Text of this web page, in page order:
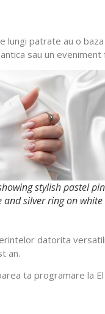
lungi patrate au o
sau un eveniment
stylish pastel
and silver ring on white
datorita
an.
ta programare la El